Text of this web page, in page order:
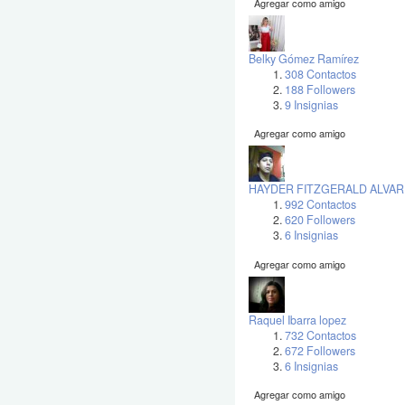
Belky Gómez Ramírez
308 Contactos
188 Followers
9 Insignias
Agregar como amigo
HAYDER FITZGERALD
992 Contactos
620 Followers
6 Insignias
Agregar como amigo
Raquel Ibarra lopez
732 Contactos
672 Followers
6 Insignias
Agregar como amigo